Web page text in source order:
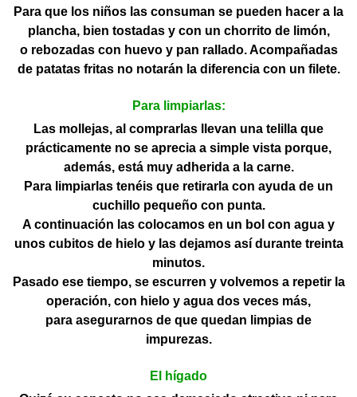
Para que los niños las consuman se pueden hacer a la
plancha, bien tostadas y con un chorrito de limón,
o rebozadas con huevo y pan rallado. Acompañadas
de patatas fritas no notarán la diferencia con un filete.
Para limpiarlas:
Las mollejas, al comprarlas llevan una telilla que
prácticamente no se aprecia a simple vista porque,
además, está muy adherida a la carne.
Para limpiarlas tenéis que retirarla con ayuda de un
cuchillo pequeño con punta.
A continuación las colocamos en un bol con agua y
unos cubitos de hielo y las dejamos así durante treinta
minutos.
Pasado ese tiempo, se escurren y volvemos a repetir la
operación, con hielo y agua dos veces más,
para asegurarnos de que quedan limpias de
impurezas.
El hígado